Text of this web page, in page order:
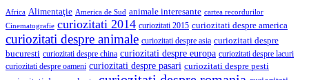
Africa Alimentaţie America de Sud animale interesante cartea recordurilor
Cinematografie curiozitati 2014 curiozitati 2015 curiozitati despre america
curiozitati despre animale curiozitati despre asia curiozitati despre
bucuresti curiozitati despre china curiozitati despre europa curiozitati despre lacuri
curiozitati despre oameni curiozitati despre pasari curiozitati despre pesti